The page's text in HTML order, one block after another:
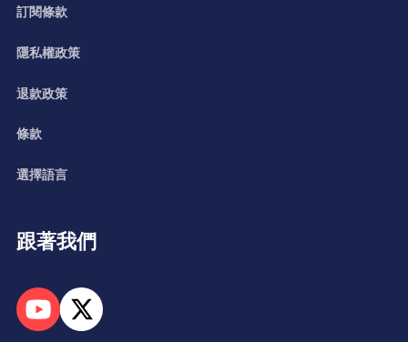
訂閱條款
隱私權政策
退款政策
條款
選擇語言
跟著我們